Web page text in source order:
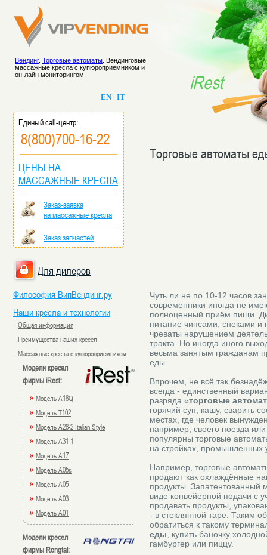
EN| IT
Вендинг. Торговые автоматы . Вендинговые
массажные кресла с купюроприемником и
он-лайн мониторингом.
iRest
Единый call-центр:
8(800)700-16-22
ЦЕНЫ НА
МАССАЖНЫЕ КРЕСЛА
Заказ-заявка
на массажные кресла
Заказ запчастей
Для дилеров
Философия ВипВендинг.ру
Наши кресла и технологии
Общая информация
Преимущества наших кресел
Массажные кресла с купюроприемником
Модели кресел
фирмы iRest:
» Модель A18Q
» Модель T102
» Модель A28-2 Italian Style
» Модель A31-1
» Модель A17
» Модель A05s
» Модель A05
» Модель A03
» Модель A01
Модели кресел
фирмы Rongtai:
Торговые автоматы
Чуть ли не по 10-12 часов
современники иногда не
полноценный приём пищи.
питание чипсами, снеками и
чреваты нарушением
тракта. Но иногда иного
весьма занятым гражданам
еды.
Впрочем, не всё так
всегда - единственный
разряда «торговые
горячий суп, кашу, сварить
местах, где человек
например, своего поезда
популярны торговые
на стройках, промышленных
Например, торговые
продают как охлаждённые
продукты. Запатентованный
виде конвейерной подачи с
продавать продукты,
- в стеклянной таре. Таким
обратиться к такому
еды , купить баночку
гамбургер или пиццу.